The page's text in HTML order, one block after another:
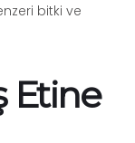
bitki ve
Etine